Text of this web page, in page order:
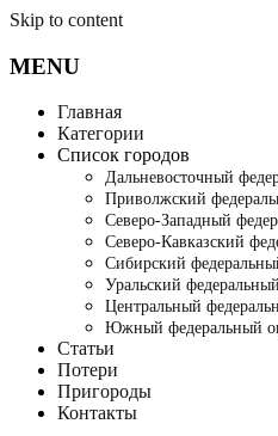
Skip to content
MENU
Главная
Категории
Список городов
Дальневосточный
Приволжский
Северо-Западный
Северо-Кавказский
Сибирский
Уральский
Центральный
Южный федеральный
Статьи
Потери
Пригороды
Контакты